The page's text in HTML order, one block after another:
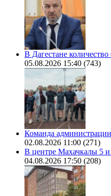
В Дагестане
05.08.2026 15:40 (743)
Команда
02.08.2026 11:00 (271)
В центре Махачкалы 5
04.08.2026 17:50 (208)